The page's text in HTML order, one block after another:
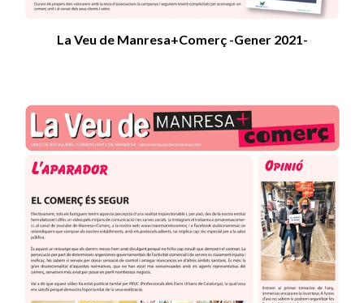
La Veu de Manresa+Comerç -Gener 2021-